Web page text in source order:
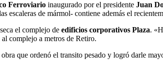
Ferroviario inaugurado por el presidente Juan
escaleras de mármol- contiene además el
el complejo de edificios corporativos Plaza.
complejo a metros de Retiro.
que ordenó el transito pesado y logró darle